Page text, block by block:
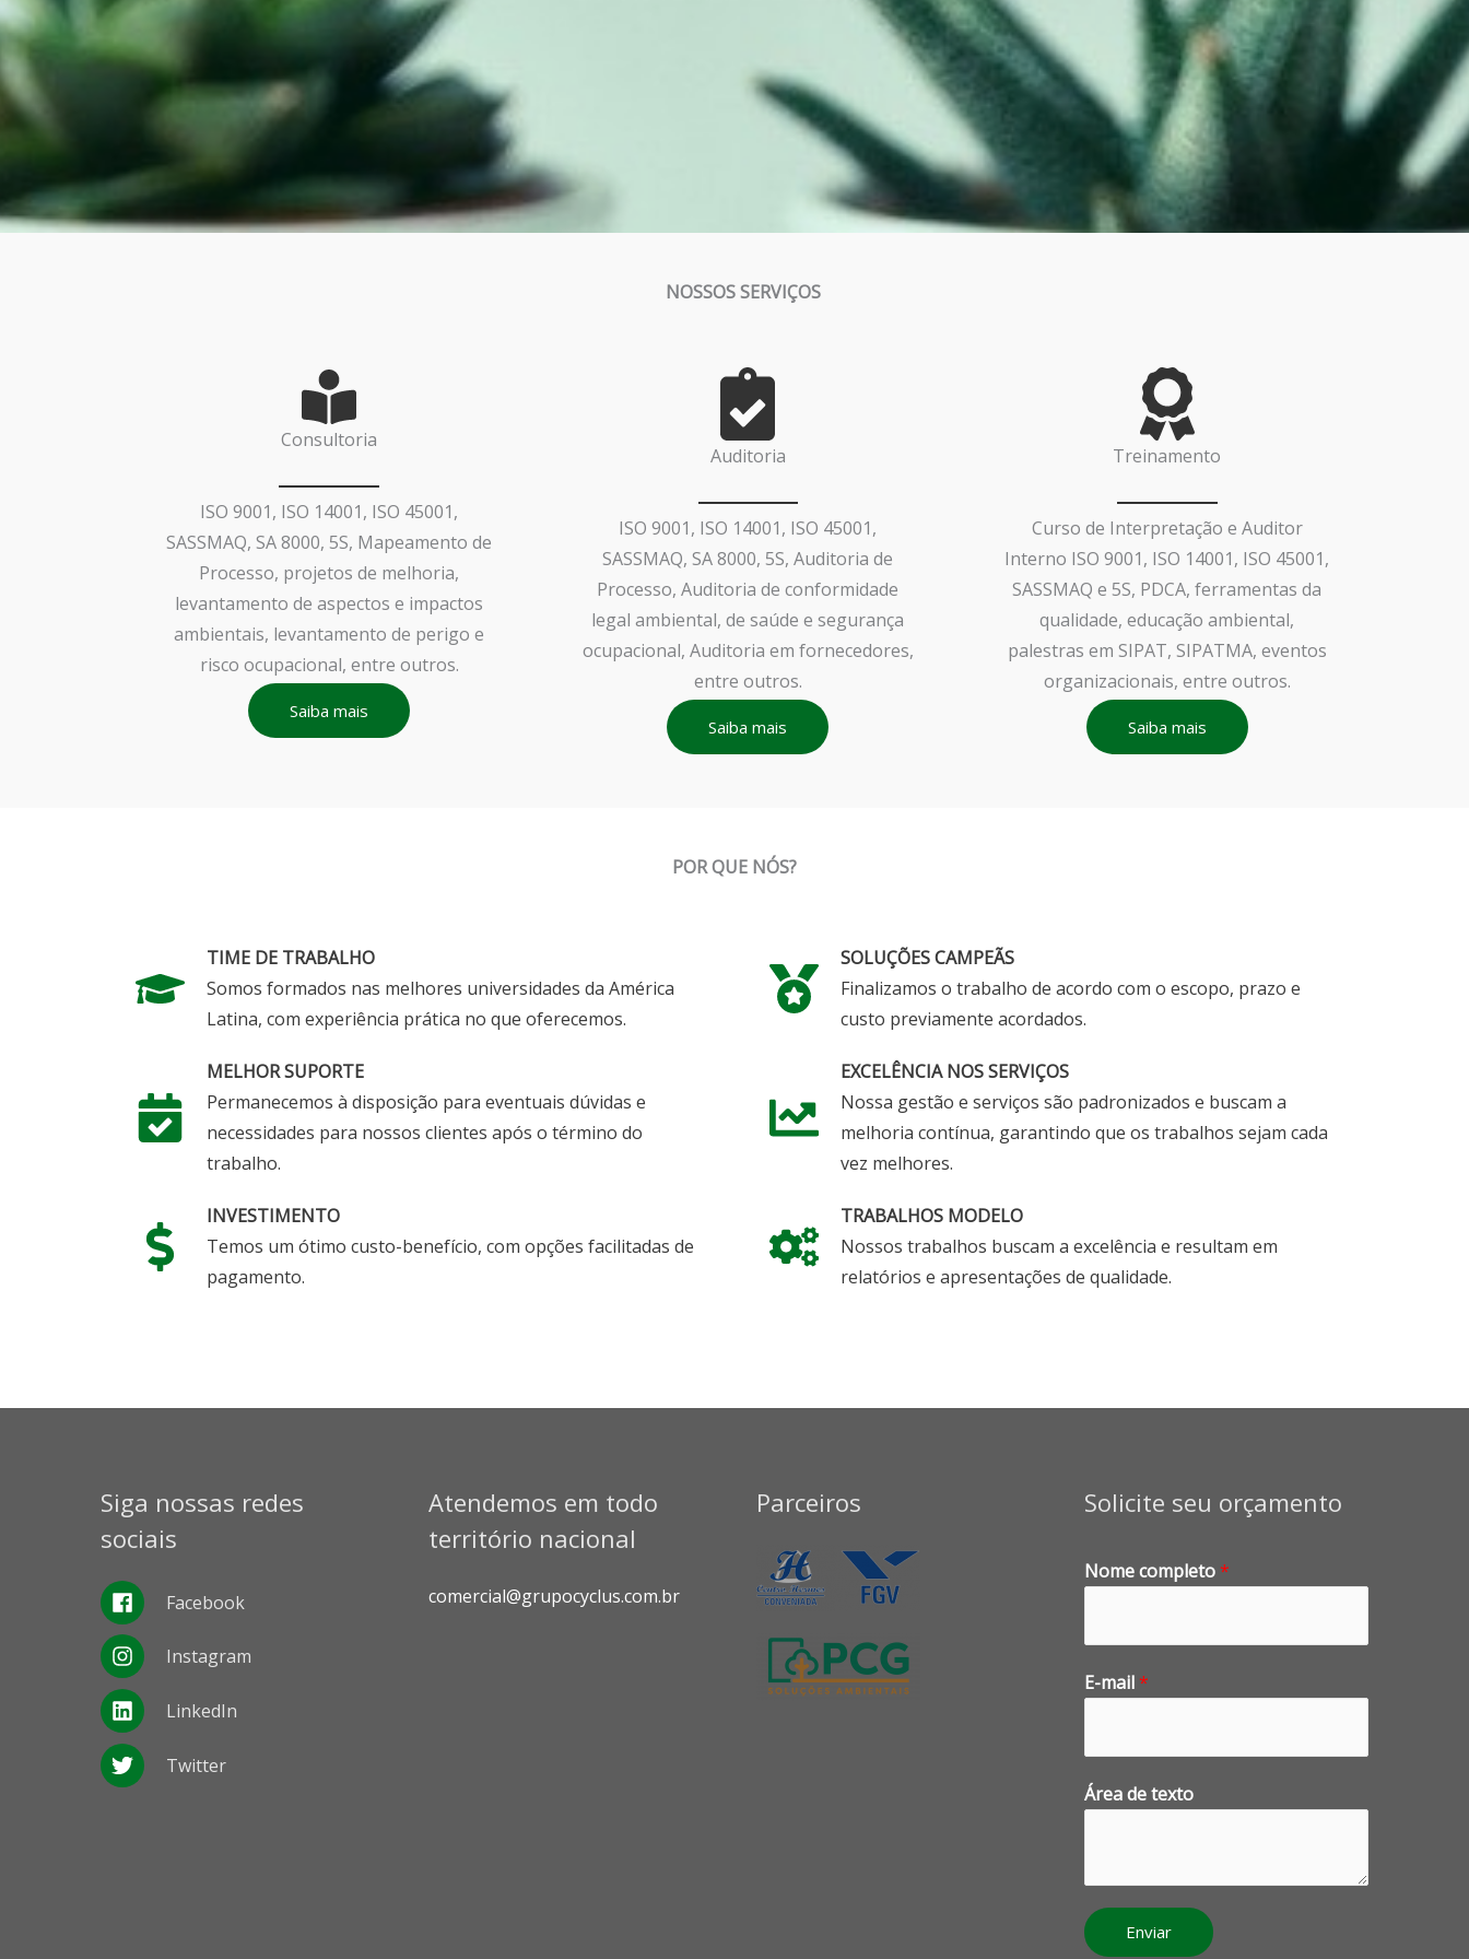
NOSSOS SERVIÇOS
Consultoria
ISO 9001, ISO 14001, ISO 45001,
SASSMAQ, SA 8000, 5S, Mapeamento de
Processo, projetos de melhoria,
levantamento de aspectos e impactos
ambientais, levantamento de perigo e
risco ocupacional, entre outros.
Saiba mais
Auditoria
ISO 9001, ISO 14001, ISO 45001,
SASSMAQ, SA 8000, 5S, Auditoria de
Processo, Auditoria de conformidade
legal ambiental, de saúde e segurança
ocupacional, Auditoria em fornecedores,
entre outros.
Saiba mais
Treinamento
Curso de Interpretação e Auditor
Interno ISO 9001, ISO 14001, ISO 45001,
SASSMAQ e 5S, PDCA, ferramentas da
qualidade, educação ambiental,
palestras em SIPAT, SIPATMA, eventos
organizacionais, entre outros.
Saiba mais
POR QUE NÓS?
TIME DE TRABALHO
Somos formados nas melhores universidades da América
Latina, com experiência prática no que oferecemos.
MELHOR SUPORTE
Permanecemos à disposição para eventuais dúvidas e
necessidades para nossos clientes após o término do
trabalho.
INVESTIMENTO
Temos um ótimo custo-benefício, com opções facilitadas de
pagamento.
SOLUÇÕES CAMPEÃS
Finalizamos o trabalho de acordo com o escopo, prazo e
custo previamente acordados.
EXCELÊNCIA NOS SERVIÇOS
Nossa gestão e serviços são padronizados e buscam a
melhoria contínua, garantindo que os trabalhos sejam cada
vez melhores.
TRABALHOS MODELO
Nossos trabalhos buscam a excelência e resultam em
relatórios e apresentações de qualidade.
Siga nossas redes
sociais
Facebook
Instagram
LinkedIn
Twitter
Atendemos em todo
território nacional
comercial@grupocyclus.com.br
Parceiros Solicite seu orçamento
Nome completo*
E-mail*
Área de texto
Enviar